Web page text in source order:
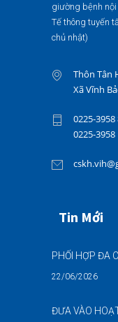
giường bệnh
Tế thông tuyến
chủ nhật)
Thôn Tân
Xã Vĩnh
0225-3958
0225-3958
Tin Mới
22/06/2026